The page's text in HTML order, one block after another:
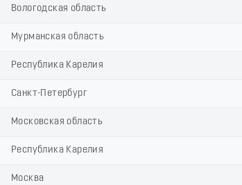
Вологодская область
Мурманская область
Республика Карелия
Санкт-Петербург
Московская область
Республика Карелия
Москва